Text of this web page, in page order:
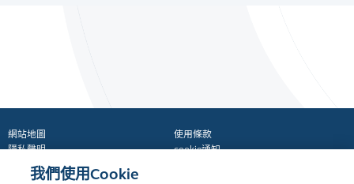
網站地圖
使用條款
隱私聲明
cookie通知
我們使用Cookie